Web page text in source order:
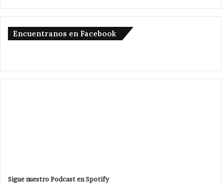
Encuentranos en Facebook
Sigue nuestro Podcast en Spotify